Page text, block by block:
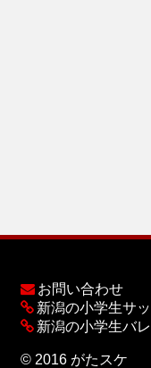
お問い合わせ
新潟の小学生サ
新潟の小学生バ
© 2016 がたスケ